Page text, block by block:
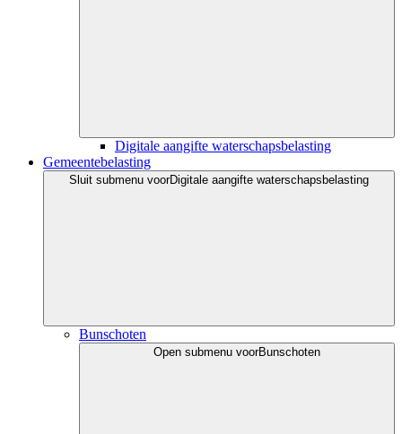
Digitale aangifte waterschapsbelasting
Gemeentebelasting
Sluit submenu voorDigitale aangifte waterschapsbelasting
Bunschoten
Open submenu voorBunschoten